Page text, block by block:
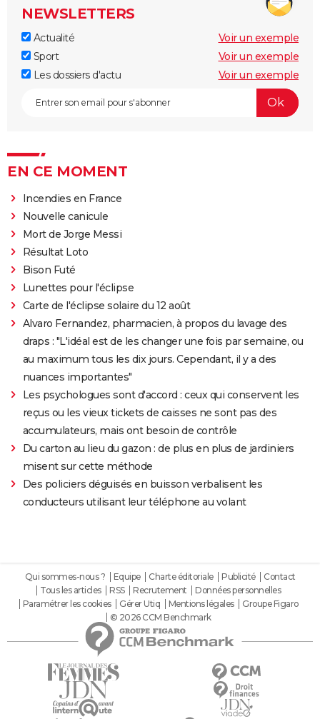
NEWSLETTERS
Actualité
Voir un exemple
Sport
Voir un exemple
Les dossiers d'actu
Voir un exemple
EN CE MOMENT
Incendies en France
Nouvelle canicule
Mort de Jorge Messi
Résultat Loto
Bison Futé
Lunettes pour l'éclipse
Carte de l'éclipse solaire du 12 août
Alvaro Fernandez, pharmacien, à propos du lavage des
draps : "L'idéal est de les changer une fois par semaine, ou
au maximum tous les dix jours. Cependant, il y a des
nuances importantes"
Les psychologues sont d'accord : ceux qui conservent les
reçus ou les vieux tickets de caisses ne sont pas des
accumulateurs, mais ont besoin de contrôle
Du carton au lieu du gazon : de plus en plus de jardiniers
misent sur cette méthode
Des policiers déguisés en buisson verbalisent les
conducteurs utilisant leur téléphone au volant
Qui sommes-nous ? Equipe Charte éditoriale Publicité
Contact
Tous les articles
RSS Recrutement
Données personnelles
Paramétrer les cookies
Gérer Utiq Mentions légales
Groupe Figaro
© 2026 CCM Benchmark